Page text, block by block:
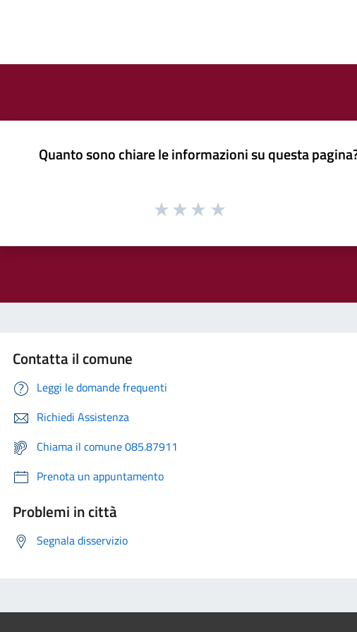
Quanto sono chiare le informazioni su questa
Contatta il comune
Leggi le domande frequenti
Richiedi Assistenza
Chiama il comune 085.87911
Prenota un appuntamento
Problemi in città
Segnala disservizio